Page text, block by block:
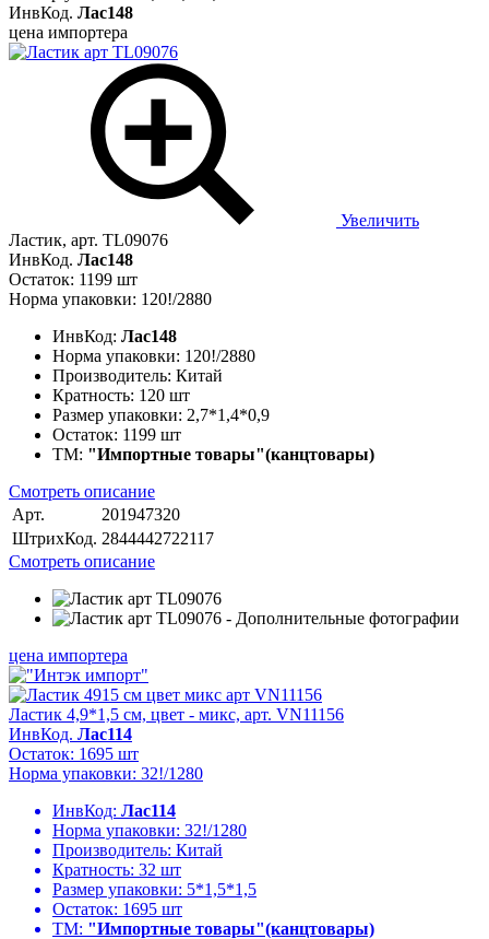
ИнвКод. Лас148
цена импортера
Увеличить
Ластик, арт. TL09076
ИнвКод. Лас148
Остаток: 1199 шт
Норма упаковки: 120!/2880
ИнвКод: Лас148
Норма упаковки: 120!/2880
Производитель: Китай
Кратность: 120 шт
Размер упаковки: 2,7*1,4*0,9
Остаток: 1199 шт
ТМ: "Импортные товары"(канцтовары)
Смотреть описание
Арт.
201947320
ШтрихКод. 2844442722117
Смотреть описание
цена импортера
Ластик 4,9*1,5 см, цвет - микс, арт. VN11156
ИнвКод. Лас114
Остаток: 1695 шт
Норма упаковки: 32!/1280
ИнвКод: Лас114
Норма упаковки: 32!/1280
Производитель: Китай
Кратность: 32 шт
Размер упаковки: 5*1,5*1,5
Остаток: 1695 шт
ТМ: "Импортные товары"(канцтовары)